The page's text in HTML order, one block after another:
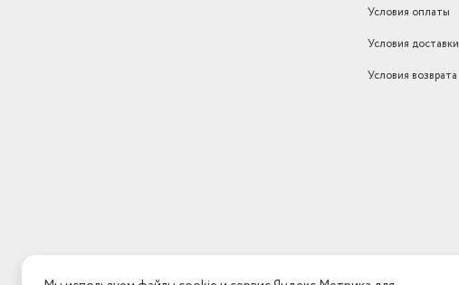
Условия оплаты
Условия доставки
Условия возврата